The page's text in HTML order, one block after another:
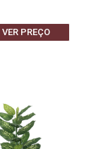
VER PREÇO